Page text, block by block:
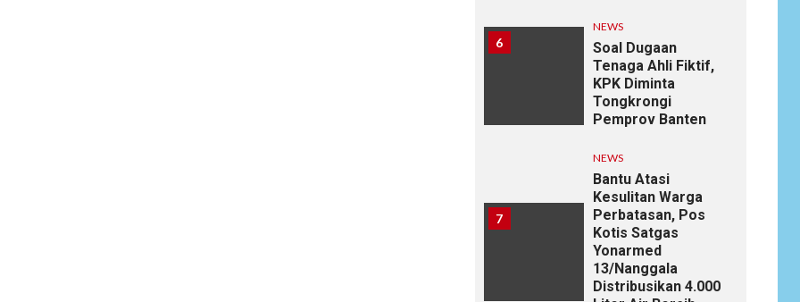
6
NEWS
Soal Dugaan
Tenaga Ahli Fiktif,
KPK Diminta
Tongkrongi
Pemprov Banten
7
NEWS
Bantu Atasi
Kesulitan Warga
Perbatasan, Pos
Kotis Satgas
Yonarmed
13/Nanggala
Distribusikan 4.000